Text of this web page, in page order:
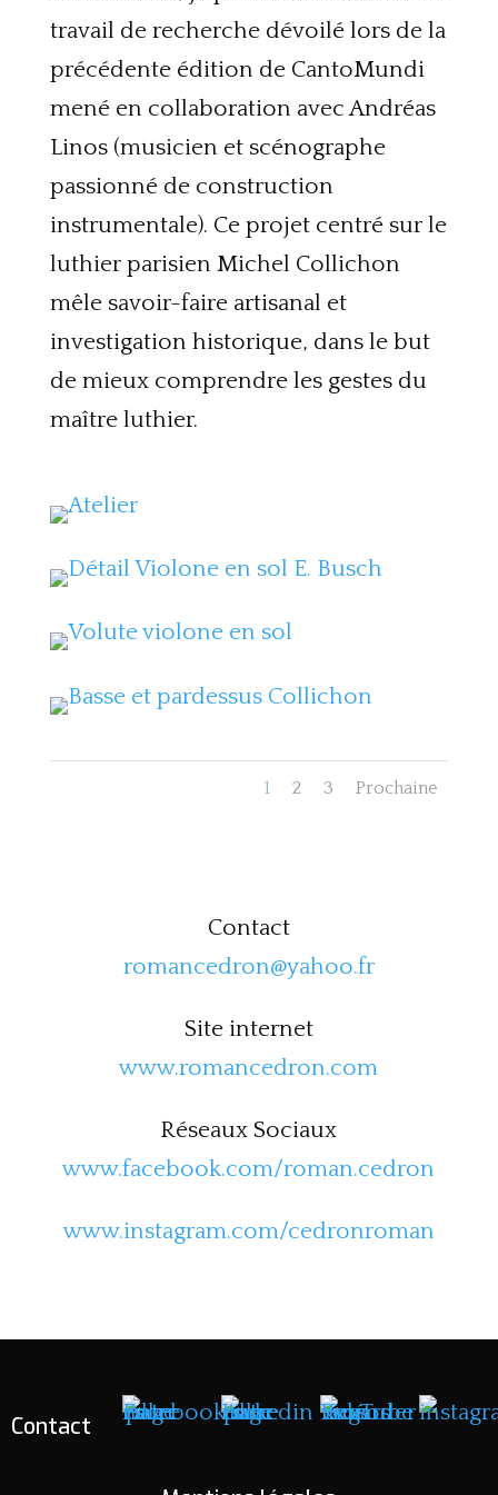
travail de recherche dévoilé lors de la
précédente édition de CantoMundi
mené en collaboration avec Andréas
Linos (musicien et scénographe
passionné de construction
instrumentale). Ce projet centré sur le
luthier parisien Michel Collichon
mêle savoir-faire artisanal et
investigation historique, dans le but
de mieux comprendre les gestes du
maître luthier.
1 2 3 Prochaine
Contact
romancedron@yahoo.fr
Site internet
www.romancedron.com
Réseaux Sociaux
www.facebook.com/roman.cedron
www.instagram.com/cedronroman
Contact